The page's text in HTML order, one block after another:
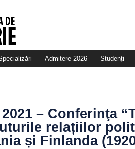
Admitere 2026 Studenți
– Conferinţa
relațiilor
și Finlanda